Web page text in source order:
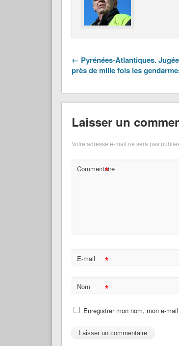
← Pyrénées-Atlantiques.
près de mille fois les
Laisser un
Votre adresse e-mail ne sera pas
Commentaire
*
E-mail *
Nom *
Enregistrer mon nom, mon e-